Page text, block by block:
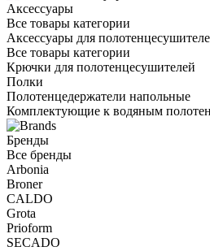
Аксессуары
Все товары категории
Аксессуары для
Все товары категории
Крючки для полотенцесушителей
Полки
Полотенцедержатели напольные
Комплектующие к водяным
Бренды
Все бренды
Arbonia
Broner
CALDO
Grota
Prioform
SECADO